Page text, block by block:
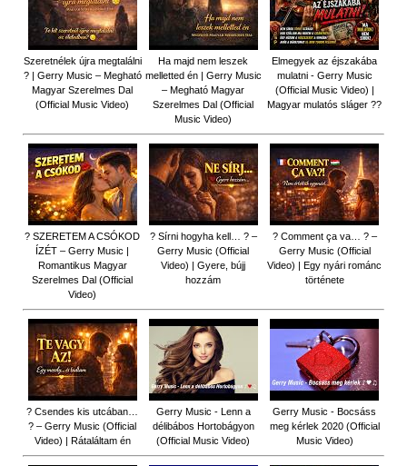
Szeretnélek újra megtalálni
? | Gerry Music – Megható
Magyar Szerelmes Dal
(Official Music Video)
Ha majd nem leszek
melletted én | Gerry Music
– Megható Magyar
Szerelmes Dal (Official
Music Video)
Elmegyek az éjszakába
mulatni - Gerry Music
(Official Music Video) |
Magyar mulatós sláger ??
? SZERETEM A CSÓKOD
ÍZÉT – Gerry Music |
Romantikus Magyar
Szerelmes Dal (Official
Video)
? Sírni hogyha kell… ? –
Gerry Music (Official
Video) | Gyere, bújj
hozzám
? Comment ça va… ? –
Gerry Music (Official
Video) | Egy nyári románc
története
? Csendes kis utcában…
? – Gerry Music (Official
Video) | Rátaláltam én
Gerry Music - Lenn a
délibábos Hortobágyon
(Official Music Video)
Gerry Music - Bocsáss
meg kérlek 2020 (Official
Music Video)